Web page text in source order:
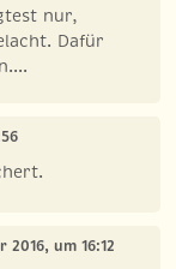
nur,
Dafür
2016, um 16:12